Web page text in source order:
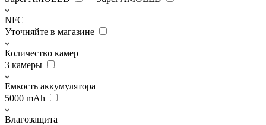
NFC
Уточняйте в магазине
Количество камер
3 камеры
Емкость аккумулятора
5000 mAh
Влагозащита